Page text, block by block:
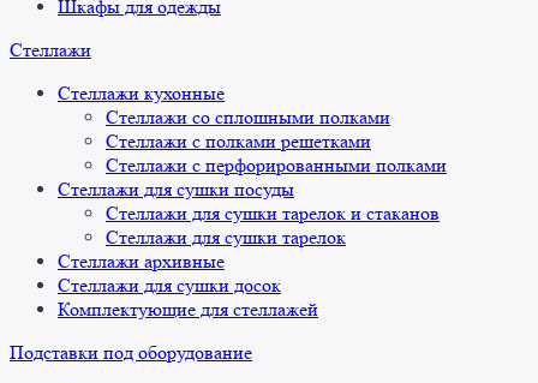
Шкафы для одежды
Стеллажи
Стеллажи кухонные
Стеллажи со сплошными полками
Стеллажи с полками решетками
Стеллажи с перфорированными полками
Стеллажи для сушки посуды
Стеллажи для сушки тарелок и стаканов
Стеллажи для сушки тарелок
Стеллажи архивные
Стеллажи для сушки досок
Комплектующие для стеллажей
Подставки под оборудование